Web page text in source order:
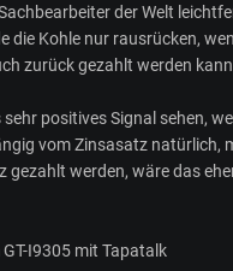
der Welt
die Kohle nur rausrücken,
zurück gezahlt werden
positives Signal sehen,
vom Zinsasatz natürlich,
gezahlt werden, wäre das
I9305 mit Tapatalk